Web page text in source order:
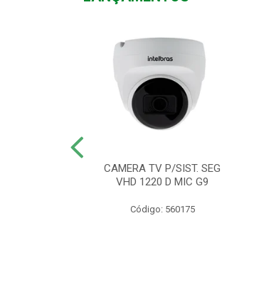
CAMERA TV P/SIST. SEG
VHD 1220 D MIC G9
Código: 560175